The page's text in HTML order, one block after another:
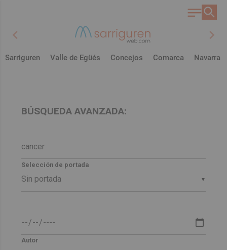
chevron_left chevron_right
Sarriguren Valle de Egüés Concejos Comarca Navarra
BÚSQUEDA AVANZADA:
▼
Selección de portada
Autor